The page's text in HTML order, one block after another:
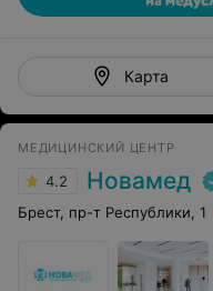
Карта
МЕДИЦИНСКИЙ ЦЕНТР
4.2 Новамед
Брест, пр-т Республики, 1